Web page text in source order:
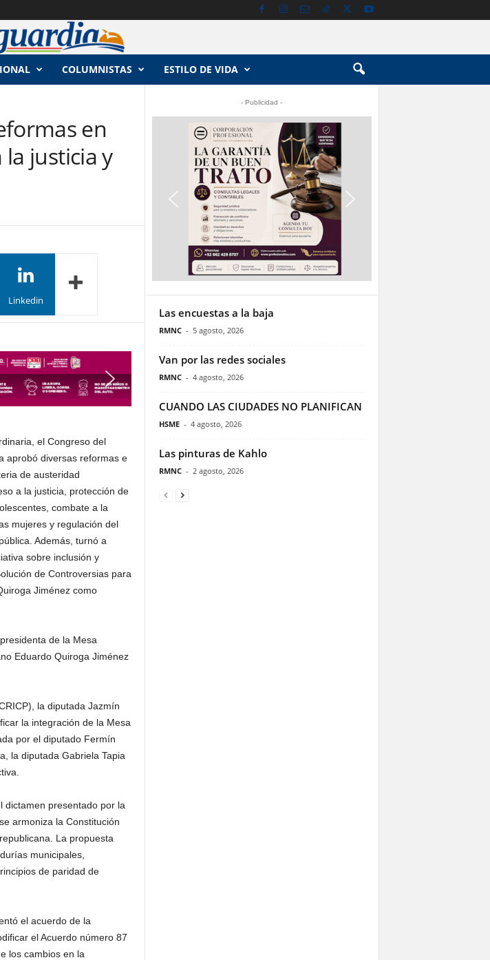
COLUMNISTAS ESTILO DE VIDA
en
justicia y
Linkedin
el Congreso del
aprobó diversas reformas e
de austeridad
a la justicia, protección de
combate a la
mujeres y regulación del
Además, turnó a
sobre inclusión y
de Controversias para
Jiménez como
de la Mesa
Eduardo Quiroga Jiménez
la diputada Jazmín
la integración de la Mesa
por el diputado Fermín
la diputada Gabriela Tapia
dictamen presentado por la
armoniza la Constitución
La propuesta
municipales,
de paridad de
el acuerdo de la
el Acuerdo número 87
los cambios en la
- Publicidad -
Las encuestas a la baja
RMNC - 5 agosto, 2026
Van por las redes sociales
RMNC - 4 agosto, 2026
CUANDO LAS CIUDADES NO PLANIFICAN
HSME - 4 agosto, 2026
Las pinturas de Kahlo
RMNC - 2 agosto, 2026